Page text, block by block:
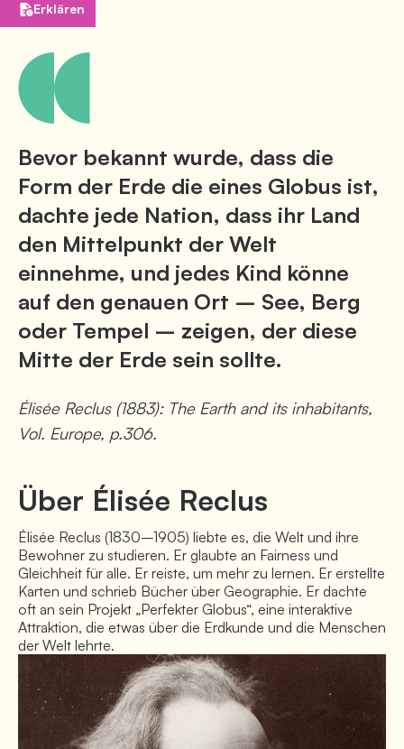
Erklären
Bevor bekannt wurde, dass die
Form der Erde die eines Globus ist,
dachte jede Nation, dass ihr Land
den Mittelpunkt der Welt
einnehme, und jedes Kind könne
auf den genauen Ort – See, Berg
oder Tempel – zeigen, der diese
Mitte der Erde sein sollte.
Élisée Reclus (1883): The Earth and its inhabitants,
Vol. Europe, p.306.
Über Élisée Reclus
Élisée Reclus (1830–1905) liebte es, die Welt und ihre
Bewohner zu studieren. Er glaubte an Fairness und
Gleichheit für alle. Er reiste, um mehr zu lernen. Er erstellte
Karten und schrieb Bücher über Geographie. Er dachte
oft an sein Projekt „Perfekter Globus“, eine interaktive
Attraktion, die etwas über die Erdkunde und die Menschen
der Welt lehrte.